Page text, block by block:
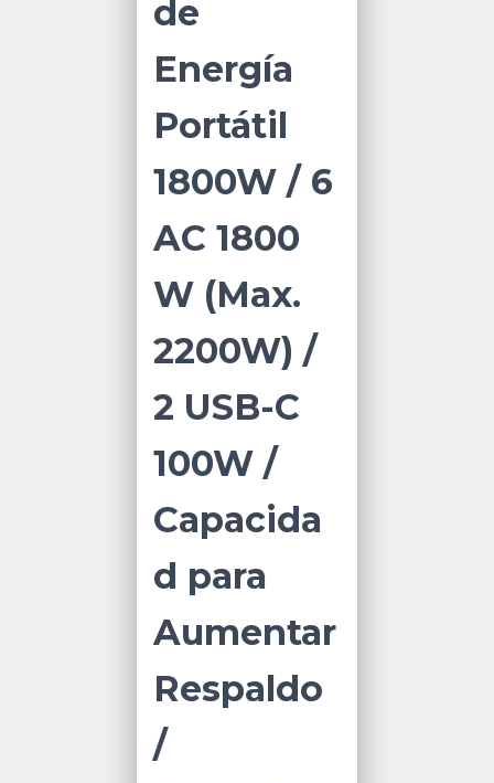
de
Energía
Portátil
1800W / 6
AC 1800
W (Max.
2200W) /
2 USB-C
100W /
Capacida
d para
Aumentar
Respaldo
/